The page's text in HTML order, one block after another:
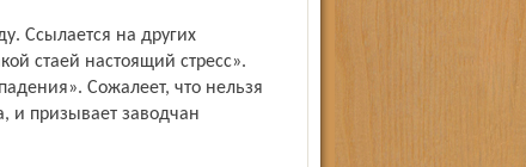
Ссылается на других
стаей настоящий стресс».
Сожалеет, что нельзя
и призывает заводчан